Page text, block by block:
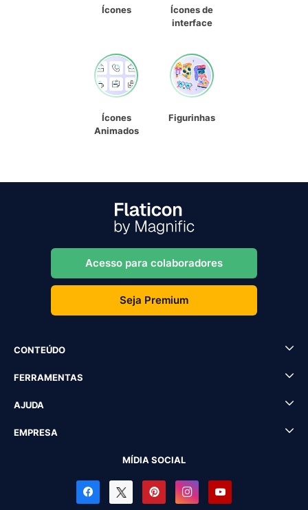
Ícones
Ícones de
interface
Ícones
Animados
Figurinhas
Acesso para colaboradores
Seja Premium
CONTEÚDO
FERRAMENTAS
AJUDA
EMPRESA
MÍDIA SOCIAL